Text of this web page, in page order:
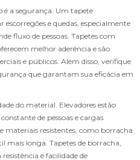
é a segurança. Um tapete
e quedas, especialmente
fluxo de pessoas. Tapetes com
melhor aderência e são
e públicos. Além disso, verifique
que garantam sua eficácia em
do material. Elevadores estão
de pessoas e cargas.
materiais resistentes, como borracha
longa. Tapetes de borracha,
e facilidade de